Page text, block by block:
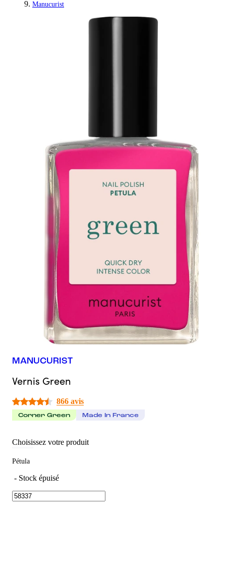
Manucurist
MANUCURIST
Vernis Green
866 avis
Corner Green Made In France
Choisissez votre produit
Pétula
- Stock épuisé